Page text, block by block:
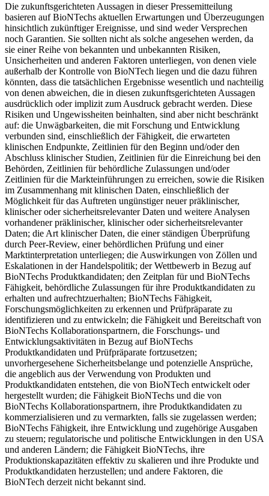
Die zukunftsgerichteten Aussagen in dieser Pressemitteilung
basieren auf BioNTechs aktuellen Erwartungen und Überzeugungen
hinsichtlich zukünftiger Ereignisse, und sind weder Versprechen
noch Garantien. Sie sollten nicht als solche angesehen werden, da
sie einer Reihe von bekannten und unbekannten Risiken,
Unsicherheiten und anderen Faktoren unterliegen, von denen viele
außerhalb der Kontrolle von BioNTech liegen und die dazu führen
könnten, dass die tatsächlichen Ergebnisse wesentlich und nachteilig
von denen abweichen, die in diesen zukunftsgerichteten Aussagen
ausdrücklich oder implizit zum Ausdruck gebracht werden. Diese
Risiken und Ungewissheiten beinhalten, sind aber nicht beschränkt
auf: die Unwägbarkeiten, die mit Forschung und Entwicklung
verbunden sind, einschließlich der Fähigkeit, die erwarteten
klinischen Endpunkte, Zeitlinien für den Beginn und/oder den
Abschluss klinischer Studien, Zeitlinien für die Einreichung bei den
Behörden, Zeitlinien für behördliche Zulassungen und/oder
Zeitlinien für die Markteinführungen zu erreichen, sowie die Risiken
im Zusammenhang mit klinischen Daten, einschließlich der
Möglichkeit für das Auftreten ungünstiger neuer präklinischer,
klinischer oder sicherheitsrelevanter Daten und weitere Analysen
vorhandener präklinischer, klinischer oder sicherheitsrelevanter
Daten; die Art klinischer Daten, die einer ständigen Überprüfung
durch Peer-Review, einer behördlichen Prüfung und einer
Marktinterpretation unterliegen; die Auswirkungen von Zöllen und
Eskalationen in der Handelspolitik; der Wettbewerb in Bezug auf
BioNTechs Produktkandidaten; den Zeitplan für und BioNTechs
Fähigkeit, behördliche Zulassungen für ihre Produktkandidaten zu
erhalten und aufrechtzuerhalten; BioNTechs Fähigkeit,
Forschungsmöglichkeiten zu erkennen und Prüfpräparate zu
identifizieren und zu entwickeln; die Fähigkeit und Bereitschaft von
BioNTechs Kollaborationspartnern, die Forschungs- und
Entwicklungsaktivitäten in Bezug auf BioNTechs
Produktkandidaten und Prüfpräparate fortzusetzen;
unvorhergesehene Sicherheitsbelange und potenzielle Ansprüche,
die angeblich aus der Verwendung von Produkten und
Produktkandidaten entstehen, die von BioNTech entwickelt oder
hergestellt wurden; die Fähigkeit BioNTechs und die von
BioNTechs Kollaborationspartnern, ihre Produktkandidaten zu
kommerzialisieren und zu vermarkten, falls sie zugelassen werden;
BioNTechs Fähigkeit, ihre Entwicklung und zugehörige Ausgaben
zu steuern; regulatorische und politische Entwicklungen in den USA
und anderen Ländern; die Fähigkeit BioNTechs, ihre
Produktionskapazitäten effektiv zu skalieren und ihre Produkte und
Produktkandidaten herzustellen; und andere Faktoren, die
BioNTech derzeit nicht bekannt sind.